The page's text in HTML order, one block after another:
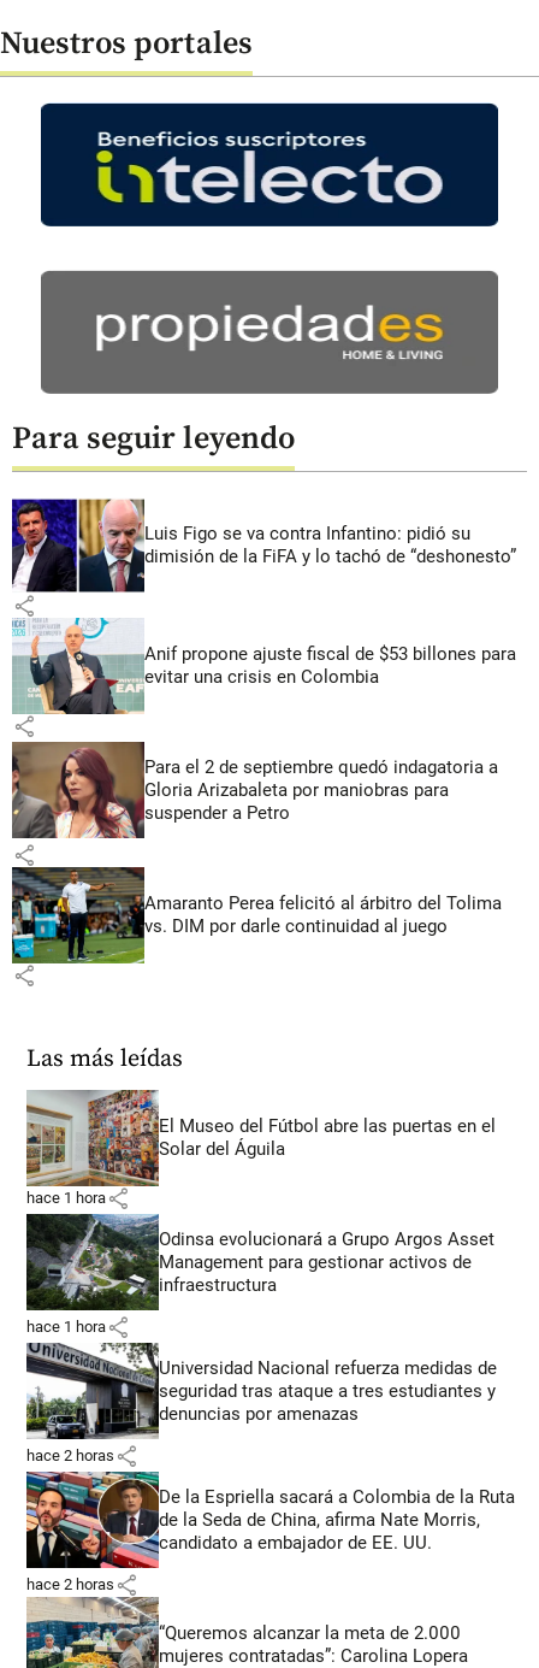
Nuestros portales
Para seguir leyendo
Luis Figo se va contra Infantino: pidió su
dimisión de la FiFA y lo tachó de “deshonesto”
share
Anif propone ajuste fiscal de $53 billones para
evitar una crisis en Colombia
share
Para el 2 de septiembre quedó indagatoria a
Gloria Arizabaleta por maniobras para
suspender a Petro
share
Amaranto Perea felicitó al árbitro del Tolima
vs. DIM por darle continuidad al juego
share
Las más leídas
El Museo del Fútbol abre las puertas en el
Solar del Águila
hace 1 hora share
Odinsa evolucionará a Grupo Argos Asset
Management para gestionar activos de
infraestructura
hace 1 hora share
Universidad Nacional refuerza medidas de
seguridad tras ataque a tres estudiantes y
denuncias por amenazas
hace 2 horas share
De la Espriella sacará a Colombia de la Ruta
de la Seda de China, afirma Nate Morris,
candidato a embajador de EE. UU.
hace 2 horas share
“Queremos alcanzar la meta de 2.000
mujeres contratadas”: Carolina Lopera